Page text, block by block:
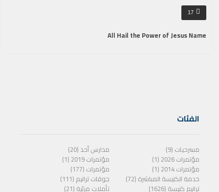
17
All Hail the Power of Jesus Name
الفئات
مسرحيات (9)
مدارس أحد (20)
مؤتمرات 2026 (1)
مؤتمرات 2019 (1)
مؤتمرات 2014 (1)
مؤتمرات (177)
خدمة الكنيسة المباشرة (72)
جوقات ترانيم (111)
ترانيم كنيسة (1626)
تأملات مرئية (21)